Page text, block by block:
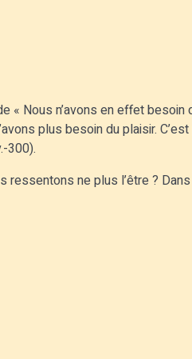
Nous n’avons en effet besoin
plus besoin du plaisir.
300).
ne plus l’être ?